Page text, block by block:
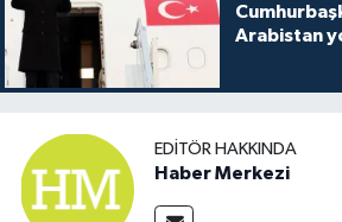
Arabistan
EDITÖR HAKKINDA
Haber Merkezi